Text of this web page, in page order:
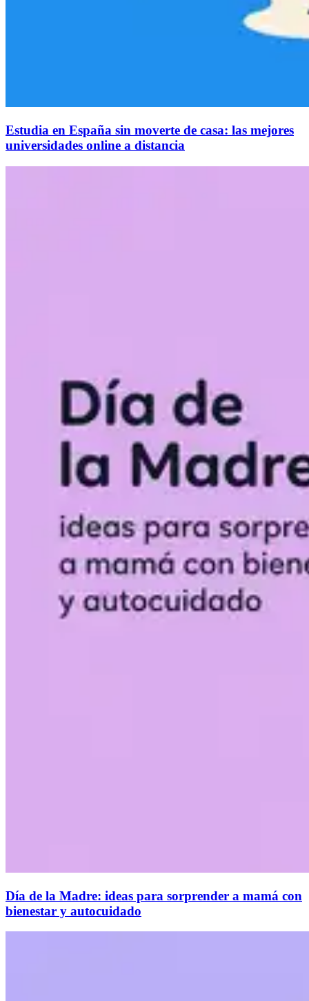
Estudia en España sin moverte de casa: las mejores
universidades online a distancia
Día de la Madre: ideas para sorprender a mamá con
bienestar y autocuidado